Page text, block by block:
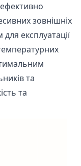
зовнішніх
експлуатації
та
та